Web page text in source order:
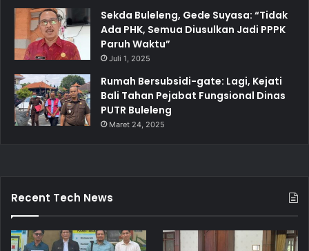
Sekda Buleleng, Gede Suyasa: “Tidak
Ada PHK, Semua Diusulkan Jadi PPPK
Paruh Waktu”
Juli 1, 2025
Rumah Bersubsidi-gate: Lagi, Kejati
Bali Tahan Pejabat Fungsional Dinas
PUTR Buleleng
Maret 24, 2025
Recent Tech News